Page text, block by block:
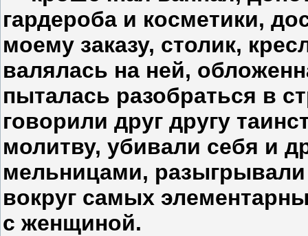
гардероба и косметики,
моему заказу, столик,
валялась на ней,
пыталась разобраться в
говорили друг другу
молитву, убивали себя и
мельницами,
вокруг самых
с женщиной.